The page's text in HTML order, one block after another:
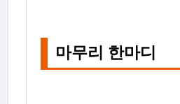
마무리 한마디